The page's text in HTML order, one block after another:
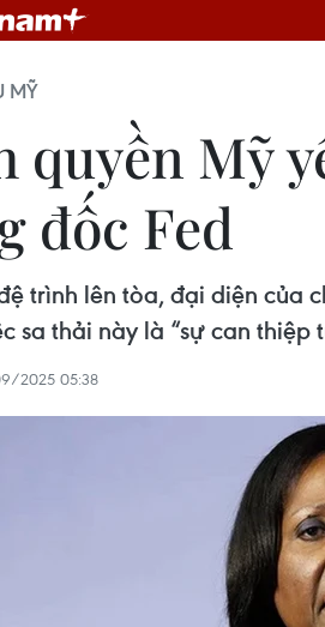
MỸ
quyền Mỹ
đốc Fed
trình lên tòa, đại diện của
sa thải này là “sự can thiệp
2025 05:38